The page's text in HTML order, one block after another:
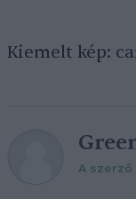
Kiemelt kép:
A